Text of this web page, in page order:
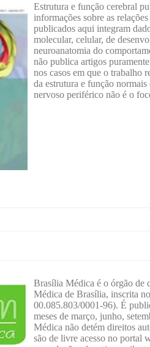
Estrutura e função cerebral
informações sobre as
publicados aqui integram
molecular, celular, de
neuroanatomia do
não publica artigos
nos casos em que o trabalho
da estrutura e função
nervoso periférico não é o
Brasília Médica é o órgão de
Médica de Brasília, inscrita
00.085.803/0001-96). É
meses de março, junho,
Médica não detém direitos
são de livre acesso no portal